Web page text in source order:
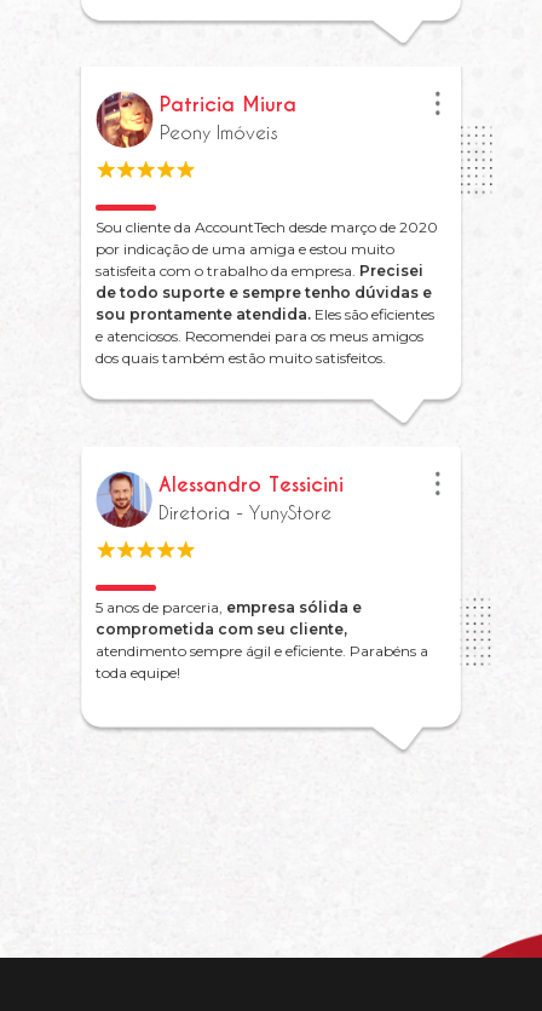
Patricia Miura
Peony Imóveis
Sou cliente da AccountTech desde março de 2020
por indicação de uma amiga e estou muito
satisfeita com o trabalho da empresa. Precisei
de todo suporte e sempre tenho dúvidas e
sou prontamente atendida. Eles são eficientes
e atenciosos. Recomendei para os meus amigos
dos quais também estão muito satisfeitos.
Alessandro Tessicini
Diretoria - YunyStore
5 anos de parceria, empresa sólida e
comprometida com seu cliente,
atendimento sempre ágil e eficiente. Parabéns a
toda equipe!